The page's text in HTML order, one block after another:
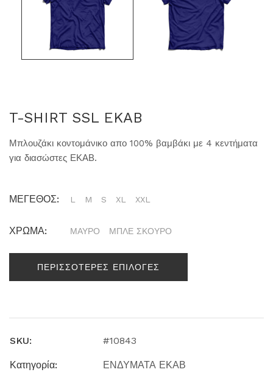
T-SHIRT SSL EKAB
Μπλουζάκι κοντομάνικο απο 100% βαμβάκι με 4 κεντήματα
για διασώστες ΕΚΑΒ.
ΜΕΓΕΘΟΣ: L M S XL XXL
ΧΡΩΜΑ: ΜΑΥΡΟ ΜΠΛΕ ΣΚΟΥΡΟ
ΠΕΡΙΣΣΟΤΕΡΕΣ ΕΠΙΛΟΓΕΣ
SKU: #10843
Κατηγορία: ΕΝΔΥΜΑΤΑ ΕΚΑΒ